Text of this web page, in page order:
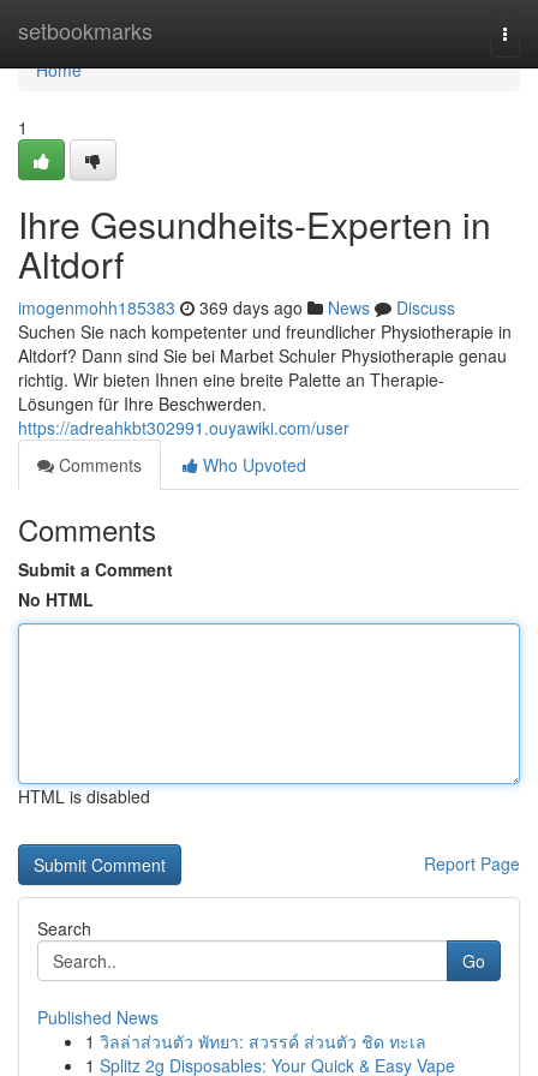
setbookmarks
Home
Home
1
Ihre Gesundheits-Experten in
Altdorf
imogenmohh185383 369 days ago News
Discuss
Suchen Sie nach kompetenter und freundlicher Physiotherapie in
Altdorf? Dann sind Sie bei Marbet Schuler Physiotherapie genau
richtig. Wir bieten Ihnen eine breite Palette an Therapie-
Lösungen für Ihre Beschwerden.
https://adreahkbt302991.ouyawiki.com/user
Comments
Who Upvoted
Comments
Submit a Comment
No HTML
HTML is disabled
Report Page
Search
Go
Published News
1 วิลล่าส่วนตัว พัทยา: สวรรค์ ส่วนตัว ชิด ทะเล
1 Splitz 2g Disposables: Your Quick & Easy Vape